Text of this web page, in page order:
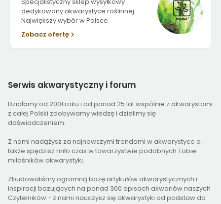
dedykowany akwarystyce roślinnej.
Największy wybór w Polsce.
Zobacz ofertę
Serwis akwarystyczny i forum
Działamy od 2001 roku i od ponad 25 lat wspólnie z akwarystami
z całej Polski zdobywamy wiedzę i dzielimy się
doświadczeniem.
Z nami nadążysz za najnowszymi trendami w akwarystyce a
także spędzisz miło czas w towarzystwie podobnych Tobie
miłośników akwarystyki.
Zbudowaliśmy ogromną bazę artykułów akwarystycznych i
inspiracji bazujących na ponad 300 opisach akwariów naszych
Czytelników - z nami nauczysz się akwarystyki od podstaw do